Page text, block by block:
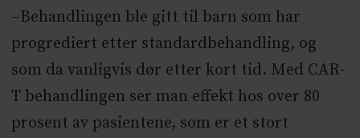
–Behandlingen ble gitt til barn som har
progrediert etter standardbehandling, og
som da vanligvis dør etter kort tid. Med CAR-
T behandlingen ser man effekt hos over 80
prosent av pasientene, som er et stort